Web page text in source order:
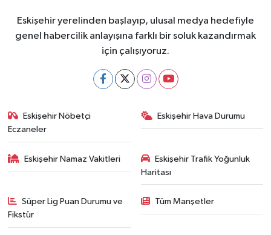
Eskişehir yerelinden başlayıp, ulusal medya hedefiyle
genel habercilik anlayışına farklı bir soluk kazandırmak
için çalışıyoruz.
Eskişehir Nöbetçi
Eczaneler
Eskişehir Hava Durumu
Eskişehir Namaz Vakitleri
Eskişehir Trafik Yoğunluk
Haritası
Süper Lig Puan Durumu ve
Fikstür
Tüm Manşetler